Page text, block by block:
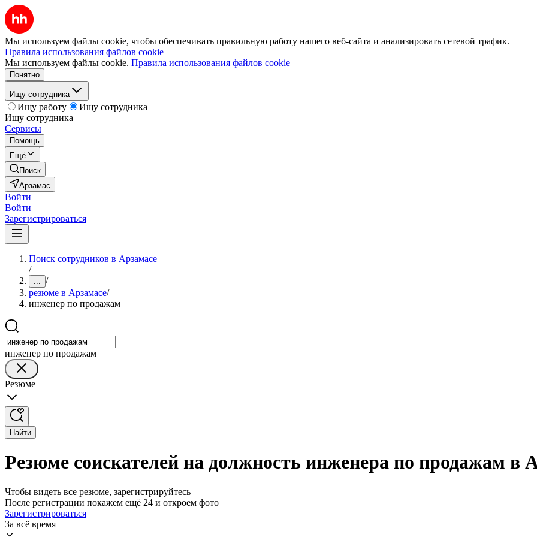
Мы используем файлы cookie, чтобы обеспечивать правильную работу нашего веб-сайта и анализировать сетевой трафик.
Правила использования файлов cookie
Мы используем файлы cookie. Правила использования файлов cookie
Понятно
Ищу сотрудника
Ищу работу
Ищу сотрудника
Ищу сотрудника
Сервисы
Помощь
Ещё
Поиск
Арзамас
Войти
Войти
Зарегистрироваться
Поиск сотрудников в Арзамасе
/
... /
резюме в Арзамасе/
инженер по продажам
инженер по продажам
Резюме
Найти
Резюме соискателей на должность инженера по продажам в
Чтобы видеть все резюме, зарегистрируйтесь
После регистрации покажем ещё 24 и откроем фото
Зарегистрироваться
За всё время